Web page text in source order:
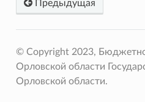
Предыдущая
© Copyright 2023,
Орловской области
Орловской области.